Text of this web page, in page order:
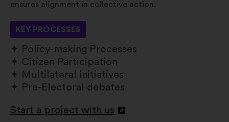
ensures alignment in collective action.
KEY PROCESSES
Policy-making Processes
Citizen Participation
Multilateral initiatives
Pre-Electoral debates
Start a project with us
Deschidere